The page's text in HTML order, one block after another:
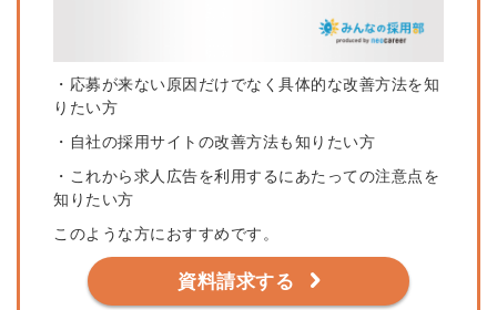
・応募が来ない原因だけでなく具体的な改善方法を知
りたい方
・自社の採用サイトの改善方法も知りたい方
・これから求人広告を利用するにあたっての注意点を
知りたい方
このような方におすすめです。
資料請求する